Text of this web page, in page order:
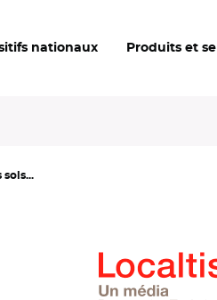
nationaux Produits et